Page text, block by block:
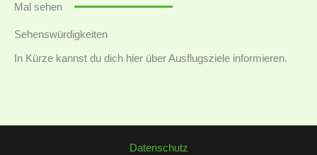
Mal sehen
Sehenswürdigkeiten
In Kürze kannst du dich hier über Ausflugsziele informieren.
Datenschutz